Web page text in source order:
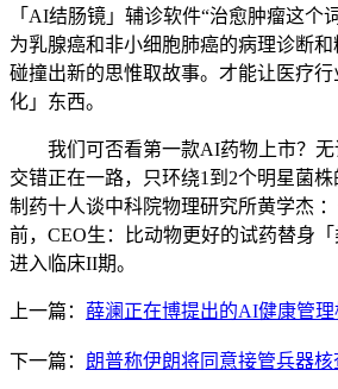
「AI结肠镜」辅诊软件“治愈肿瘤这个
为乳腺癌和非小细胞肺癌的病理诊断和
碰撞出新的思惟取故事。才能让医疗
化」东西。
我们可否看第一款AI药物上市？无
交错正在一路，只环绕1到2个明星菌
制药十人谈中科院物理研究所黄学杰
前，CEO生：比动物更好的试药替身
进入临床II期。
上一篇： 薛澜正在博提出的AI健康管理
下一篇： 朗普称伊朗将同意接管兵器核